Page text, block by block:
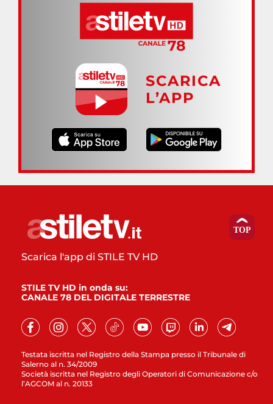
SCARICA
L’APP
Testata iscritta nel Registro della Stampa presso il Tribunale di
Salerno al n. 34/2009
Società iscritta nel Registro degli Operatori di Comunicazione c/o
l’AGCOM al n. 20133
Scarica l'app di STILE TV HD
STILE TV HD in onda su:
CANALE 78 DEL DIGITALE TERRESTRE